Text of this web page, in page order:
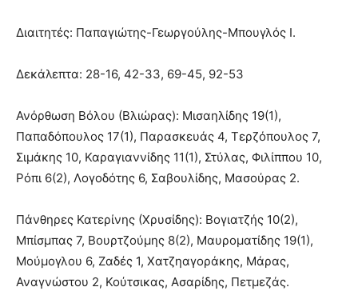
Διαιτητές: Παπαγιώτης-Γεωργούλης-Μπουγλός Ι.
Δεκάλεπτα: 28-16, 42-33, 69-45, 92-53
Ανόρθωση Βόλου (Βλιώρας): Μισαηλίδης 19(1),
Παπαδόπουλος 17(1), Παρασκευάς 4, Τερζόπουλος 7,
Σιμάκης 10, Καραγιαννίδης 11(1), Στύλας, Φιλίππου 10,
Ρόπι 6(2), Λογοδότης 6, Σαβουλίδης, Μασούρας 2.
Πάνθηρες Κατερίνης (Χρυσίδης): Βογιατζής 10(2),
Μπίσμπας 7, Βουρτζούμης 8(2), Μαυροματίδης 19(1),
Μούμογλου 6, Ζαδές 1, Χατζηαγοράκης, Μάρας,
Αναγνώστου 2, Κούτσικας, Ασαρίδης, Πετμεζάς.